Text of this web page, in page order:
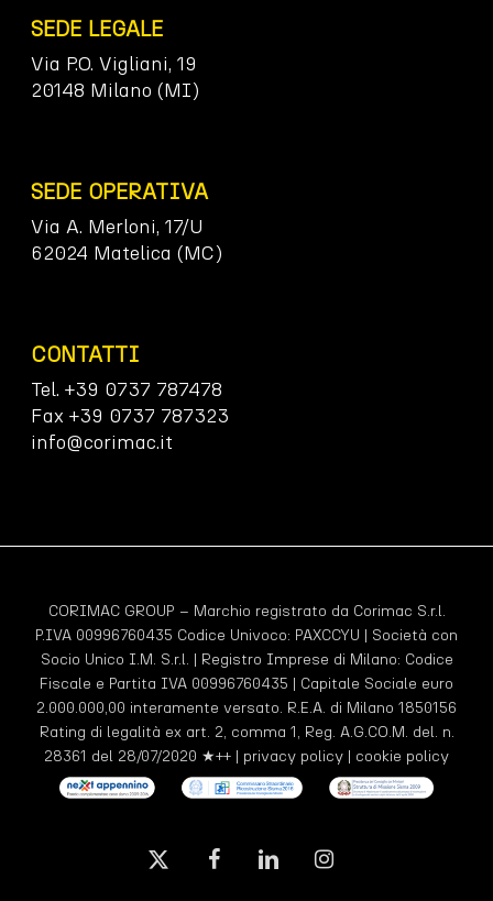
SEDE LEGALE
Via P.O. Vigliani, 19
20148 Milano (MI)
SEDE OPERATIVA
Via A. Merloni, 17/U
62024 Matelica (MC)
CONTATTI
Tel. +39 0737 787478
Fax +39 0737 787323
info@corimac.it
CORIMAC GROUP – Marchio registrato da Corimac S.r.l.
P.IVA 00996760435 Codice Univoco: PAXCCYU | Società con
Socio Unico I.M. S.r.l. | Registro Imprese di Milano: Codice
Fiscale e Partita IVA 00996760435 | Capitale Sociale euro
2.000.000,00 interamente versato. R.E.A. di Milano 1850156
Rating di legalità ex art. 2, comma 1, Reg. A.G.CO.M. del. n.
28361 del 28/07/2020 ★++ | privacy policy | cookie policy
x-
facebooklinkedin instagram